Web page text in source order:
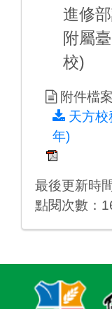
進修
附屬
校)
附件檔案
天方
年)
最後更新時
點閱次數：